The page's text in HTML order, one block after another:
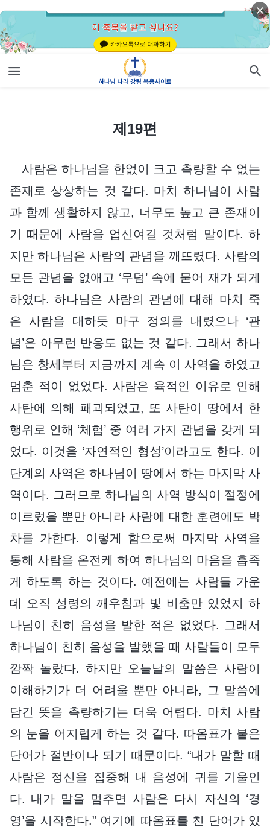
제19편
사람은 하나님을 한없이 크고 측량할 수 없는
존재로 상상하는 것 같다. 마치 하나님이 사람
과 함께 생활하지 않고, 너무도 높고 큰 존재이
기 때문에 사람을 업신여길 것처럼 말이다. 하
지만 하나님은 사람의 관념을 깨뜨렸다. 사람의
모든 관념을 없애고 ‘무덤’ 속에 묻어 재가 되게
하였다. 하나님은 사람의 관념에 대해 마치 죽
은 사람을 대하듯 마구 정의를 내렸으나 ‘관
념’은 아무런 반응도 없는 것 같다. 그래서 하나
님은 창세부터 지금까지 계속 이 사역을 하였고
멈춘 적이 없었다. 사람은 육적인 이유로 인해
사탄에 의해 패괴되었고, 또 사탄이 땅에서 한
행위로 인해 ‘체험’ 중 여러 가지 관념을 갖게 되
었다. 이것을 ‘자연적인 형성’이라고도 한다. 이
단계의 사역은 하나님이 땅에서 하는 마지막 사
역이다. 그러므로 하나님의 사역 방식이 절정에
이르렀을 뿐만 아니라 사람에 대한 훈련에도 박
차를 가한다. 이렇게 함으로써 마지막 사역을
통해 사람을 온전케 하여 하나님의 마음을 흡족
게 하도록 하는 것이다. 예전에는 사람들 가운
데 오직 성령의 깨우침과 빛 비춤만 있었지 하
나님이 친히 음성을 발한 적은 없었다. 그래서
하나님이 친히 음성을 발했을 때 사람들이 모두
깜짝 놀랐다. 하지만 오늘날의 말씀은 사람이
이해하기가 더 어려울 뿐만 아니라, 그 말씀에
담긴 뜻을 측량하기는 더욱 어렵다. 마치 사람
의 눈을 어지럽게 하는 것 같다. 따옴표가 붙은
단어가 절반이나 되기 때문이다. “내가 말할 때
사람은 정신을 집중해 내 음성에 귀를 기울인
다. 내가 말을 멈추면 사람은 다시 자신의 ‘경
영’을 시작한다.” 여기에 따옴표를 친 단어가 있